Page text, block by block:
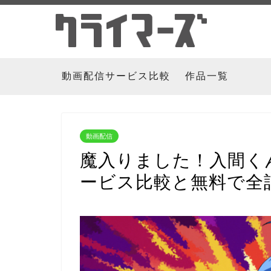
動画配信サービス比較 作品一覧
動画配信
魔入りました！入間
ービス比較と無料で全